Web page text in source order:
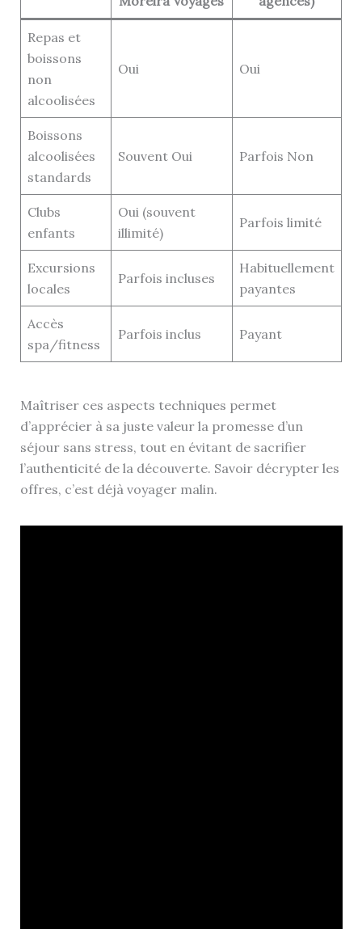
Repas et
boissons
non
alcoolisées
Oui Oui
Boissons
alcoolisées
standards
Souvent Oui Parfois Non
Clubs
enfants
Oui (souvent
illimité)
Parfois limité
Excursions
locales
Parfois incluses
Habituellement
payantes
Accès
spa/fitness
Parfois inclus Payant
Maîtriser ces aspects techniques permet
d’apprécier à sa juste valeur la promesse d’un
séjour sans stress, tout en évitant de sacrifier
l’authenticité de la découverte. Savoir décrypter les
offres, c’est déjà voyager malin.